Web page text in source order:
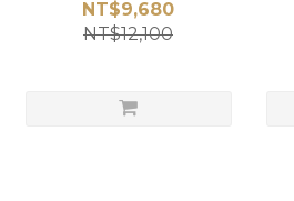
ERICA STORE 時尚時計
NT$9,680
NT$12,100